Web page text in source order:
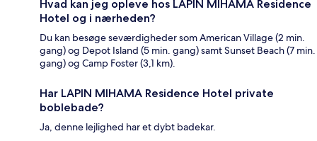
Hvad kan jeg opleve hos LAPIN MIHAMA Residence
Hotel og i nærheden?
Du kan besøge seværdigheder som American Village (2 min.
gang) og Depot Island (5 min. gang) samt Sunset Beach (7 min.
gang) og Camp Foster (3,1 km).
Har LAPIN MIHAMA Residence Hotel private
boblebade?
Ja, denne lejlighed har et dybt badekar.